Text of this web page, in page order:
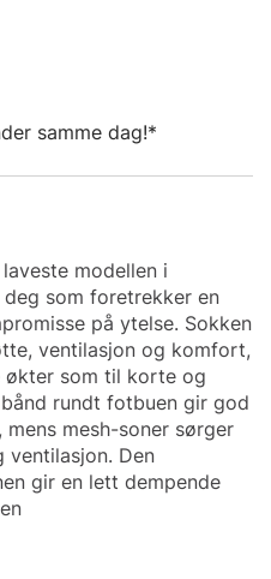
samme dag!*
modellen i
som foretrekker en
på ytelse. Sokken
ventilasjon og komfort,
som til korte og
rundt fotbuen gir god
mesh-soner sørger
Den
gir en lett dempende